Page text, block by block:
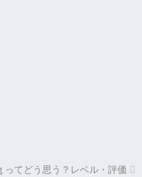
ってどう思う？レベル・評価